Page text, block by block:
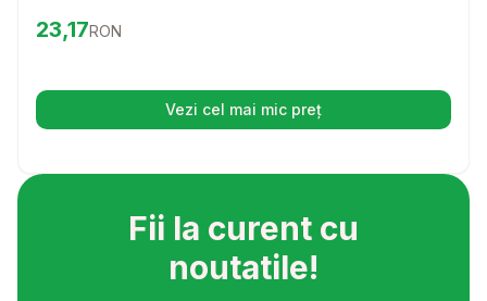
un design ingenios, aceasta jucarie transforma hrana intr-
Preț:23.17
23,17RON
Vezi cel mai mic preț(se deschide într-o filă nouă)
Fii la curent cu
noutatile!